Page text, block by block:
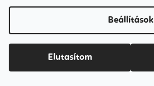
Beállítások
Elutasítom